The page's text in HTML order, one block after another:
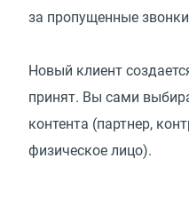
за пропущенные
Новый клиент
принят. Вы сами
контента (партнер,
физическое лицо).